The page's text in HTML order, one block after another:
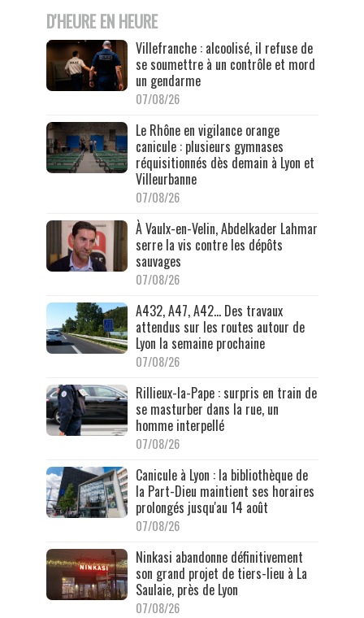
D'HEURE EN HEURE
Villefranche : alcoolisé, il refuse de
se soumettre à un contrôle et mord
un gendarme
07/08/26
Le Rhône en vigilance orange
canicule : plusieurs gymnases
réquisitionnés dès demain à Lyon et
Villeurbanne
07/08/26
À Vaulx-en-Velin, Abdelkader Lahmar
serre la vis contre les dépôts
sauvages
07/08/26
A432, A47, A42… Des travaux
attendus sur les routes autour de
Lyon la semaine prochaine
07/08/26
Rillieux-la-Pape : surpris en train de
se masturber dans la rue, un
homme interpellé
07/08/26
Canicule à Lyon : la bibliothèque de
la Part-Dieu maintient ses horaires
prolongés jusqu'au 14 août
07/08/26
Ninkasi abandonne définitivement
son grand projet de tiers-lieu à La
Saulaie, près de Lyon
07/08/26